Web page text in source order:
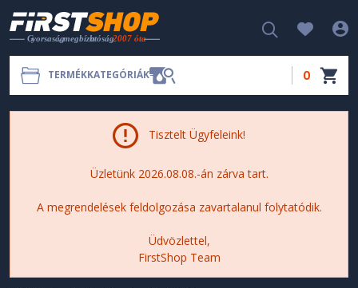
TERMÉKKATEGÓRIÁK 0
Tisztelt Ügyfeleink!
Üzletünk 2026.08.08.-án zárva tart.
A megrendelések feldolgozása zavartalanul folytatódik.
Üdvözlettel,
FirstShop Team